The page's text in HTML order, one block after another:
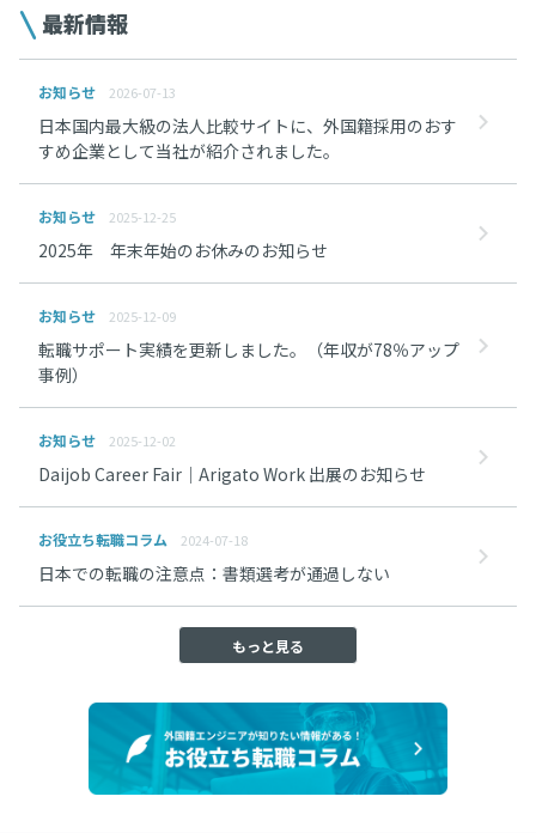
最新情報
お知らせ 2026-07-13
日本国内最大級の法人比較サイトに、外国籍採用のおす
すめ企業として当社が紹介されました。
お知らせ 2025-12-25
2025年 年末年始のお休みのお知らせ
お知らせ 2025-12-09
転職サポート実績を更新しました。（年収が78％アップ
事例）
お知らせ 2025-12-02
Daijob Career Fair｜Arigato Work 出展のお知らせ
お役立ち転職コラム 2024-07-18
日本での転職の注意点：書類選考が通過しない
もっと見る